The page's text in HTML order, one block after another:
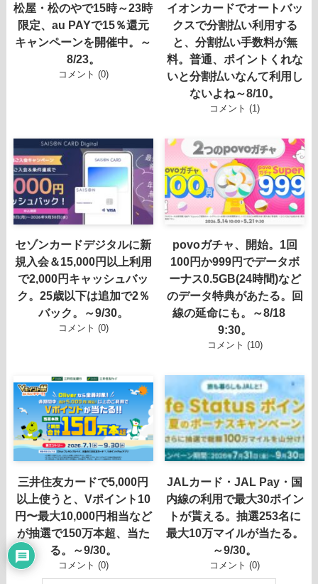
松屋・松のやで15時～23時
限定、au PAYで15％還元
キャンペーンを開催中。～
8/23。
コメント (0)
イオンカードでオートバッ
クスで分割払い利用する
と、分割払い手数料が無
料。普通、ポイントくれな
いと分割払いなんて利用し
ないよね～8/10。
コメント (1)
セゾンカードデジタルに新
規入会＆15,000円以上利用
で2,000円キャッシュバッ
ク。25歳以下は追加で2％
バック。～9/30。
コメント (0)
povoガチャ、開始。1回
100円か999円でデータボ
ーナス0.5GB(24時間)など
のデータ特典があたる。回
線の延命にも。～8/18
9:30。
コメント (10)
三井住友カードで5,000円
以上使うと、Vポイント10
円〜最大10,000円相当など
が抽選で150万本超、当た
る。～9/30。
コメント (0)
JALカード・JAL Pay・国
内線の利用で最大30ポイン
トが貰える。抽選253名に
最大10万マイルが当たる。
～9/30。
コメント (0)